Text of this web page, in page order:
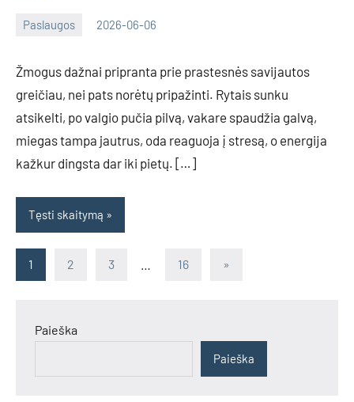
Paslaugos 2026-06-06
Žmogus dažnai pripranta prie prastesnės savijautos
greičiau, nei pats norėtų pripažinti. Rytais sunku
atsikelti, po valgio pučia pilvą, vakare spaudžia galvą,
miegas tampa jautrus, oda reaguoja į stresą, o energija
kažkur dingsta dar iki pietų. […]
Tęsti skaitymą
Įrašų
1 2 3 16
Next
»
Paieška
Paieška